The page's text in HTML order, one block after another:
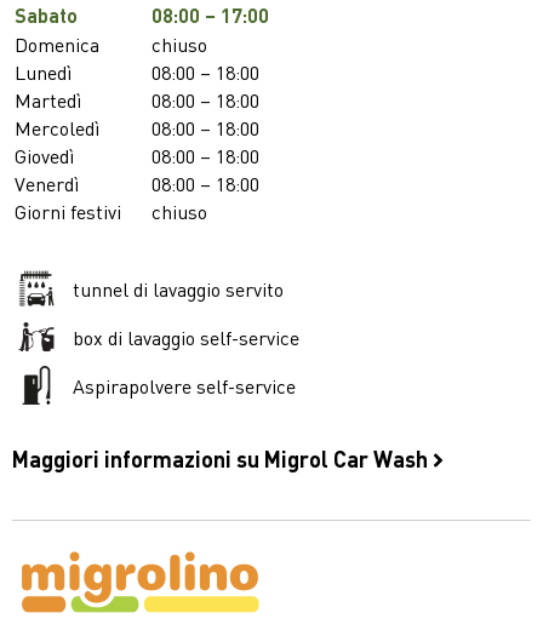
Sabato 08:00 – 17:00
Domenica
chiuso
Lunedì
08:00 – 18:00
Martedì
08:00 – 18:00
Mercoledì
08:00 – 18:00
Giovedì
08:00 – 18:00
Venerdì
08:00 – 18:00
Giorni festivi
chiuso
tunnel di lavaggio servito
box di lavaggio self-service
Aspirapolvere self-service
Maggiori informazioni su Migrol Car Wash